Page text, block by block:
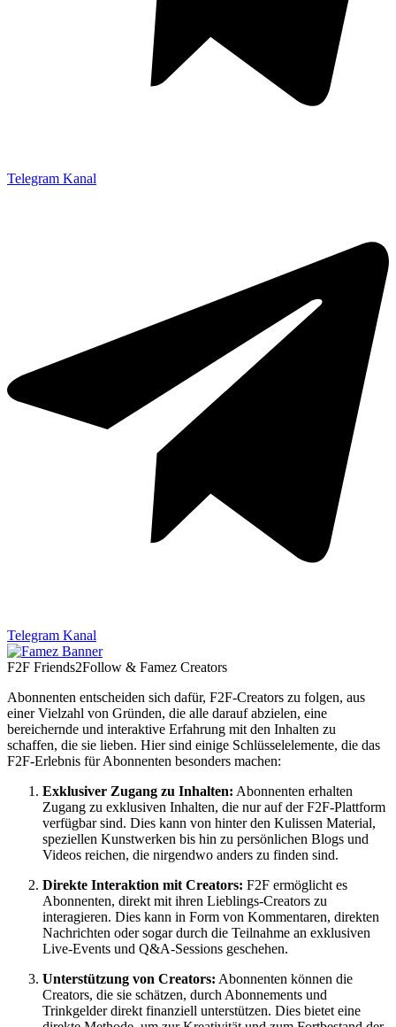
Telegram Kanal
Telegram Kanal
F2F Friends2Follow & Famez Creators
Abonnenten entscheiden sich dafür, F2F-Creators zu folgen, aus
einer Vielzahl von Gründen, die alle darauf abzielen, eine
bereichernde und interaktive Erfahrung mit den Inhalten zu
schaffen, die sie lieben. Hier sind einige Schlüsselelemente, die das
F2F-Erlebnis für Abonnenten besonders machen:
Exklusiver Zugang zu Inhalten: Abonnenten erhalten
Zugang zu exklusiven Inhalten, die nur auf der F2F-Plattform
verfügbar sind. Dies kann von hinter den Kulissen Material,
speziellen Kunstwerken bis hin zu persönlichen Blogs und
Videos reichen, die nirgendwo anders zu finden sind.
Direkte Interaktion mit Creators: F2F ermöglicht es
Abonnenten, direkt mit ihren Lieblings-Creators zu
interagieren. Dies kann in Form von Kommentaren, direkten
Nachrichten oder sogar durch die Teilnahme an exklusiven
Live-Events und Q&A-Sessions geschehen.
Unterstützung von Creators: Abonnenten können die
Creators, die sie schätzen, durch Abonnements und
Trinkgelder direkt finanziell unterstützen. Dies bietet eine